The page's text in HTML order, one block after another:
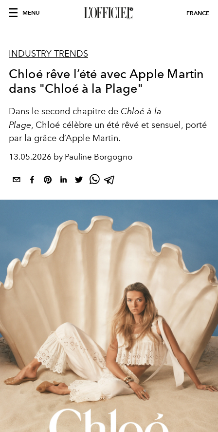
MENU FRANCE
INDUSTRY TRENDS
Chloé rêve l’été avec Apple Martin
dans "Chloé à la Plage"
Dans le second chapitre de Chloé à la
Plage, Chloé célèbre un été rêvé et sensuel, porté
par la grâce d’Apple Martin.
13.05.2026 by Pauline Borgogno